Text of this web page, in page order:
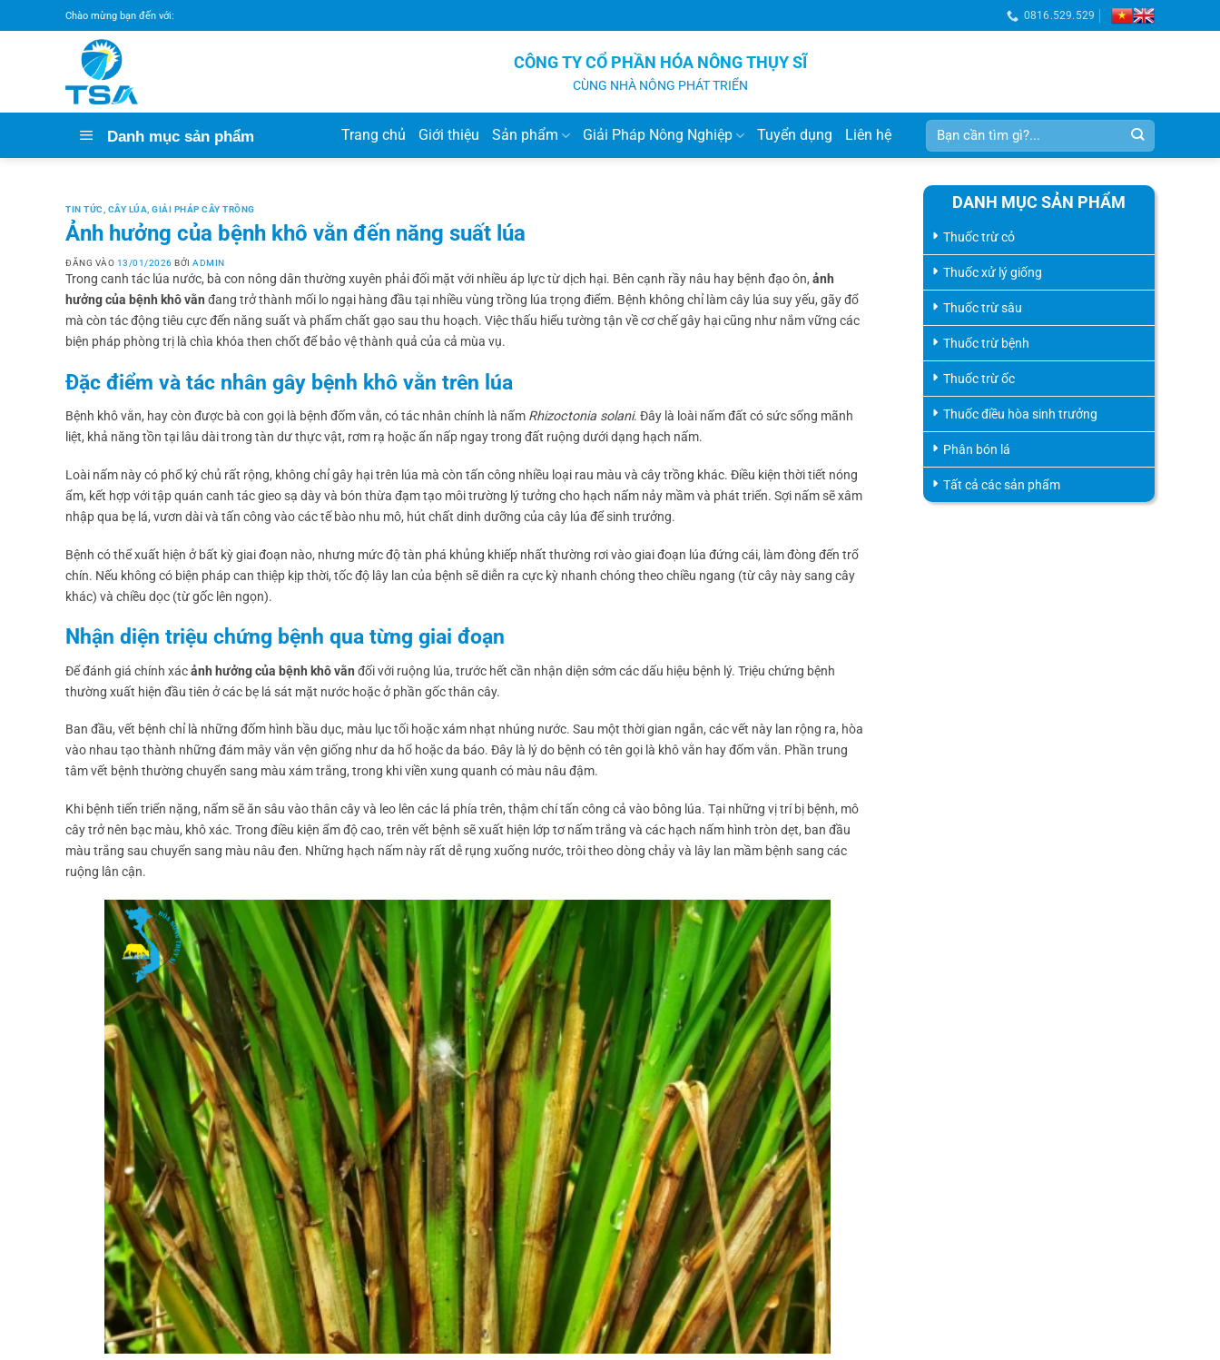
qua
Chào mừng bạn đến với: 0816.529.529
CÔNG TY CỔ PHẦN HÓA NÔNG THỤY SĨ
CÙNG NHÀ NÔNG PHÁT TRIỂN
Danh mục sản phẩm Trang chủ Giới thiệu Sản phẩm Giải Pháp Nông Nghiệp Tuyển dụng Liên hệ
Tìm
kiếm:
TIN TỨC CÂY LÚA ,GIẢI PHÁP CÂY TRỒNG
Ảnh hưởng của bệnh khô vằn đến năng suất lúa
ĐĂNG VÀO 13/01/2026 BỞIADMIN
Trong canh tác lúa nước, bà con nông dân thường xuyên phải đối mặt với nhiều áp lực từ dịch hại. Bên cạnh rầy nâu hay bệnh đạo ôn, ảnh
hưởng của bệnh khô vằn đang trở thành mối lo ngại hàng đầu tại nhiều vùng trồng lúa trọng điểm. Bệnh không chỉ làm cây lúa suy yếu, gãy đổ
mà còn tác động tiêu cực đến năng suất và phẩm chất gạo sau thu hoạch. Việc thấu hiểu tường tận về cơ chế gây hại cũng như nắm vững các
biện pháp phòng trị là chìa khóa then chốt để bảo vệ thành quả của cả mùa vụ.
Đặc điểm và tác nhân gây bệnh khô vằn trên lúa
Bệnh khô vằn, hay còn được bà con gọi là bệnh đốm vằn, có tác nhân chính là nấm Rhizoctonia solani. Đây là loài nấm đất có sức sống mãnh
liệt, khả năng tồn tại lâu dài trong tàn dư thực vật, rơm rạ hoặc ẩn nấp ngay trong đất ruộng dưới dạng hạch nấm.
Loài nấm này có phổ ký chủ rất rộng, không chỉ gây hại trên lúa mà còn tấn công nhiều loại rau màu và cây trồng khác. Điều kiện thời tiết nóng
ẩm, kết hợp với tập quán canh tác gieo sạ dày và bón thừa đạm tạo môi trường lý tưởng cho hạch nấm nảy mầm và phát triển. Sợi nấm sẽ xâm
nhập qua bẹ lá, vươn dài và tấn công vào các tế bào nhu mô, hút chất dinh dưỡng của cây lúa để sinh trưởng.
Bệnh có thể xuất hiện ở bất kỳ giai đoạn nào, nhưng mức độ tàn phá khủng khiếp nhất thường rơi vào giai đoạn lúa đứng cái, làm đòng đến trổ
chín. Nếu không có biện pháp can thiệp kịp thời, tốc độ lây lan của bệnh sẽ diễn ra cực kỳ nhanh chóng theo chiều ngang (từ cây này sang cây
khác) và chiều dọc (từ gốc lên ngọn).
Nhận diện triệu chứng bệnh qua từng giai đoạn
Để đánh giá chính xácảnh hưởng của bệnh khô vằn đối với ruộng lúa, trước hết cần nhận diện sớm các dấu hiệu bệnh lý. Triệu chứng bệnh
thường xuất hiện đầu tiên ở các bẹ lá sát mặt nước hoặc ở phần gốc thân cây.
Ban đầu, vết bệnh chỉ là những đốm hình bầu dục, màu lục tối hoặc xám nhạt nhúng nước. Sau một thời gian ngắn, các vết này lan rộng ra, hòa
vào nhau tạo thành những đám mây vằn vện giống như da hổ hoặc da báo. Đây là lý do bệnh có tên gọi là khô vằn hay đốm vằn. Phần trung
tâm vết bệnh thường chuyển sang màu xám trắng, trong khi viền xung quanh có màu nâu đậm.
Khi bệnh tiến triển nặng, nấm sẽ ăn sâu vào thân cây và leo lên các lá phía trên, thậm chí tấn công cả vào bông lúa. Tại những vị trí bị bệnh, mô
cây trở nên bạc màu, khô xác. Trong điều kiện ẩm độ cao, trên vết bệnh sẽ xuất hiện lớp tơ nấm trắng và các hạch nấm hình tròn dẹt, ban đầu
màu trắng sau chuyển sang màu nâu đen. Những hạch nấm này rất dễ rụng xuống nước, trôi theo dòng chảy và lây lan mầm bệnh sang các
ruộng lân cận.
DANH MỤC SẢN PHẨM
Thuốc trừ cỏ
Thuốc xử lý giống
Thuốc trừ sâu
Thuốc trừ bệnh
Thuốc trừ ốc
Thuốc điều hòa sinh trưởng
Phân bón lá
Tất cả các sản phẩm